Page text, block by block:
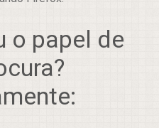
o papel de